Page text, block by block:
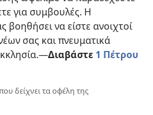
για συμβουλές. Η
να είστε ανοιχτοί
σας και πνευματικά
Διαβάστε 1 Πέτρου
δείχνει τα οφέλη της